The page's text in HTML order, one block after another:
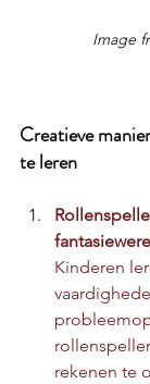
Image
Creatieve
te leren
Kinderen
rekenen te